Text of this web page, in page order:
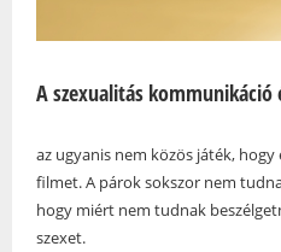
A szexualitás kommunikáció
az ugyanis nem közös játék,
filmet. A párok sokszor nem
hogy miért nem tudnak
szexet.